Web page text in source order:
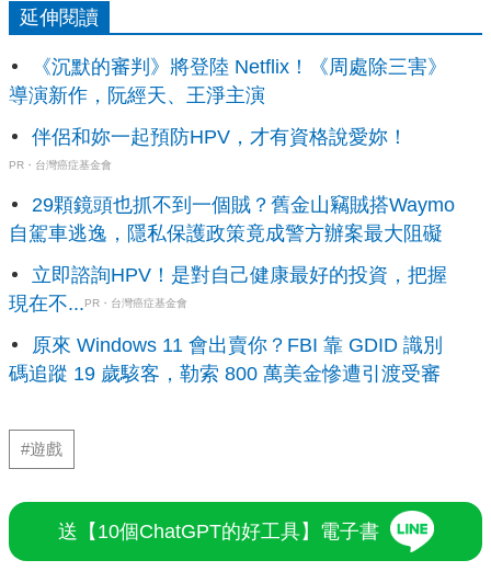
延伸閱讀
《沉默的審判》將登陸 Netflix！《周處除三害》
導演新作，阮經天、王淨主演
伴侶和妳一起預防HPV，才有資格說愛妳！
PR・台灣癌症基金會
29顆鏡頭也抓不到一個賊？舊金山竊賊搭Waymo
自駕車逃逸，隱私保護政策竟成警方辦案最大阻礙
立即諮詢HPV！是對自己健康最好的投資，把握
現在不...PR・台灣癌症基金會
原來 Windows 11 會出賣你？FBI 靠 GDID 識別
碼追蹤 19 歲駭客，勒索 800 萬美金慘遭引渡受審
#遊戲
送【10個ChatGPT的好工具】電子書